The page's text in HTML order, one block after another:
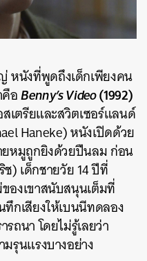
หนังที่พูดถึงเด็กเพียงคน
คือBenny’s Video(1992)
เตรียและสวิตเซอร์แลนด์
Haneke) หนังเปิดด้วย
หมูถูกยิงด้วยปืนลม ก่อน
) เด็กชายวัย 14 ปีที่
งเขาสนับสนุนเต็มที่
กเสียงให้เบนนีทดลอง
ถนา โดยไม่รู้เลยว่า
รุนแรงบางอย่าง